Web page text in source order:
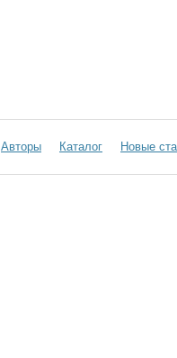
Авторы Каталог Новые